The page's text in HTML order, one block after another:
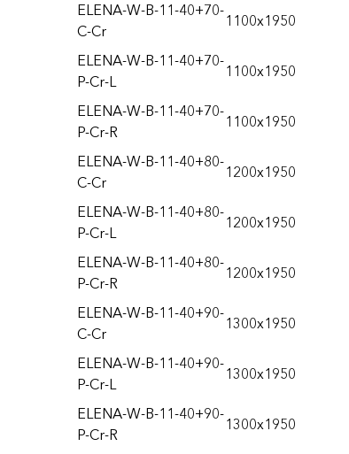
ELENA-W-B-11-40+70-
C-Cr
1100x1950
ELENA-W-B-11-40+70-
P-Cr-L
1100x1950
ELENA-W-B-11-40+70-
P-Cr-R
1100x1950
ELENA-W-B-11-40+80-
C-Cr
1200x1950
ELENA-W-B-11-40+80-
P-Cr-L
1200x1950
ELENA-W-B-11-40+80-
P-Cr-R
1200x1950
ELENA-W-B-11-40+90-
C-Cr
1300x1950
ELENA-W-B-11-40+90-
P-Cr-L
1300x1950
ELENA-W-B-11-40+90-
P-Cr-R
1300x1950